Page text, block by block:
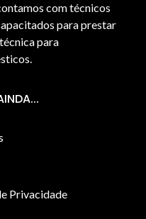
com técnicos
para prestar
para
Privacidade